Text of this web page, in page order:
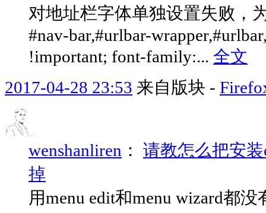
对地址栏字体单独设置失败，
#nav-bar,#urlbar-
!important; font-family:... 全文
2017-04-28 23:53 来自版块 -
wenshanliren ： 请教怎么把安
掉
用menu edit和menu wizard都